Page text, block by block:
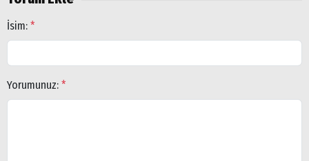
İsim: *
Yorumunuz: *